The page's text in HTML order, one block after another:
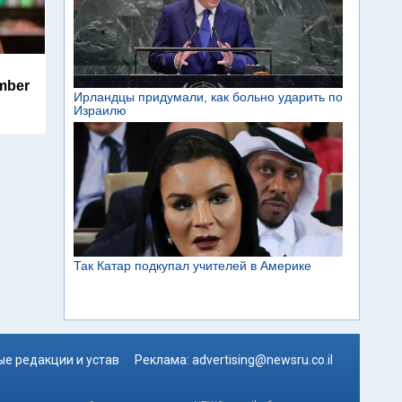
редакции и устав Реклама: advertising@newsru.co.il